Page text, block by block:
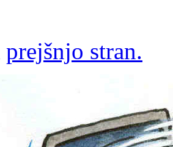
prejšnjo stran.